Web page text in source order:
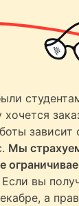
хочется
зависит
Мы
Если вы
а